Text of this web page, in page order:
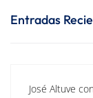
Entradas
José Altuve